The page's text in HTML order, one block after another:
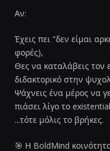
Αν:
Έχεις πει “δεν είμαι
φορές),
Θες να καταλάβεις τον
διδακτορικό στην
Ψάχνεις ένα μέρος να
πιάσει λίγο το
...τότε μόλις το βρήκες.
🎯 Η BoldMind